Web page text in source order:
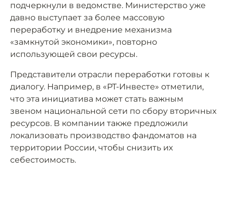
подчеркнули в ведомстве. Министерство уже
давно выступает за более массовую
переработку и внедрение механизма
«замкнутой экономики», повторно
использующей свои ресурсы.
Представители отрасли переработки готовы к
диалогу. Например, в «РТ-Инвесте» отметили,
что эта инициатива может стать важным
звеном национальной сети по сбору вторичных
ресурсов. В компании также предложили
локализовать производство фандоматов на
территории России, чтобы снизить их
себестоимость.